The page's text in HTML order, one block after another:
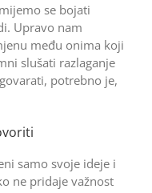
se bojati
Upravo nam
među onima koji
slušati razlaganje
potrebno je,
samo svoje ideje i
ne pridaje važnost